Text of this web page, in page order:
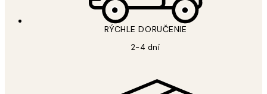
RÝCHLE DORUČENIE
2-4 dní